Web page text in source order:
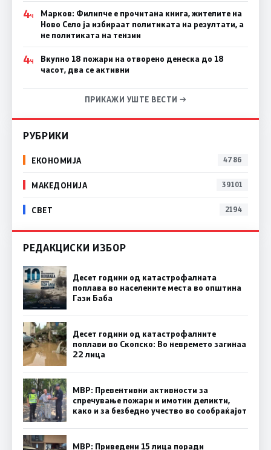
4Ч
Марков: Филипче е прочитана книга, жителите на
Ново Село ја избираат политиката на резултати, а
не политиката на тензии
4Ч
Вкупно 18 пожари на отворено денеска до 18
часот, два се активни
ПРИКАЖИ УШТЕ ВЕСТИ →
РУБРИКИ
ЕКОНОМИЈА 4786
МАКЕДОНИЈА 39101
СВЕТ 2194
РЕДАКЦИСКИ ИЗБОР
Десет години од катастрофалната
поплава во населените места во општина
Гази Баба
Десет години од катастрофалните
поплави во Скопско: Во невремето загинаа
22 лица
МВР: Превентивни активности за
спречување пожари и имотни деликти,
како и за безбедно учество во сообраќајот
МВР: Приведени 15 лица поради